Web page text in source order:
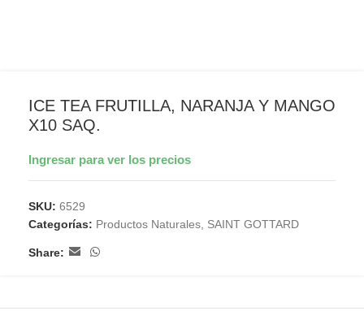
ICE TEA FRUTILLA, NARANJA Y MANGO
X10 SAQ.
Ingresar para ver los precios
SKU: 6529
Categorías: Productos Naturales SAINT GOTTARD
Share: